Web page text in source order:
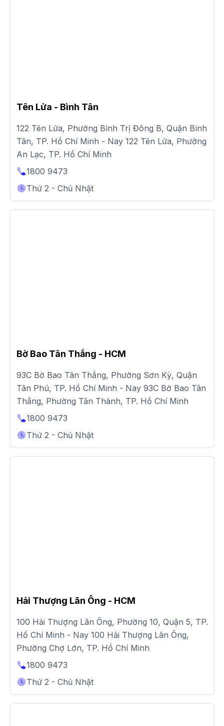
Tên Lửa - Bình Tân
122 Tên Lửa, Phường Bình Trị Đông B, Quận Bình
Tân, TP. Hồ Chí Minh - Nay 122 Tên Lửa, Phường
An Lạc, TP. Hồ Chí Minh
1800 9473
Thứ 2 - Chủ Nhật
Bờ Bao Tân Thắng - HCM
93C Bờ Bao Tân Thắng, Phường Sơn Kỳ, Quận
Tân Phú, TP. Hồ Chí Minh - Nay 93C Bờ Bao Tân
Thắng, Phường Tân Thành, TP. Hồ Chí Minh
1800 9473
Thứ 2 - Chủ Nhật
Hải Thượng Lãn Ông - HCM
100 Hải Thượng Lãn Ông, Phường 10, Quận 5, TP.
Hồ Chí Minh - Nay 100 Hải Thượng Lãn Ông,
Phường Chợ Lớn, TP. Hồ Chí Minh
1800 9473
Thứ 2 - Chủ Nhật